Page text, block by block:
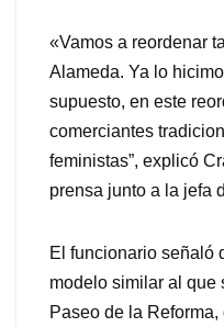
«Vamos a reordenar
Alameda. Ya lo
supuesto, en este
comerciantes
feministas”, explicó
prensa junto a la jefa
El funcionario señaló
modelo similar al que
Paseo de la